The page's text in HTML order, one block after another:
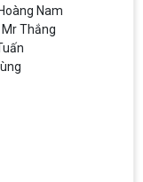
Nam
Mr Thắng